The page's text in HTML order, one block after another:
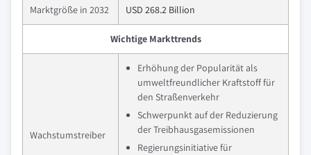
Marktgröße in 2032 USD 268.2 Billion
Wichtige Markttrends
Wachstumstreiber
Erhöhung der Popularität als
umweltfreundlicher Kraftstoff für
den Straßenverkehr
Schwerpunkt auf der Reduzierung
der Treibhausgasemissionen
Regierungsinitiative für